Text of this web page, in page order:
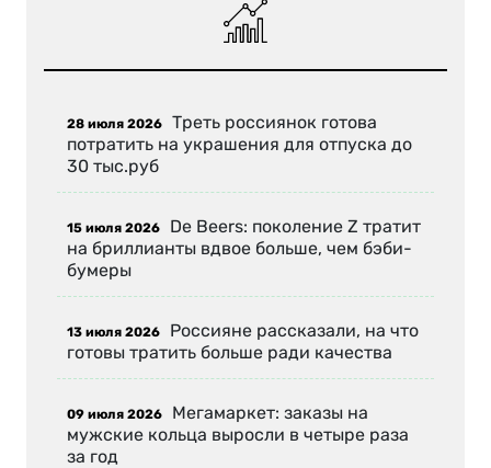
28 июля 2026 Треть россиянок готова
потратить на украшения для отпуска до
30 тыс.руб
15 июля 2026 De Beers: поколение Z тратит
на бриллианты вдвое больше, чем бэби-
бумеры
13 июля 2026 Россияне рассказали, на что
готовы тратить больше ради качества
09 июля 2026 Мегамаркет: заказы на
мужские кольца выросли в четыре раза
за год